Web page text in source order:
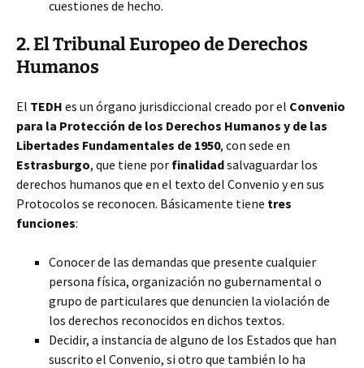
cuestiones de hecho.
2. El Tribunal Europeo de Derechos
Humanos
El TEDH es un órgano jurisdiccional creado por el Convenio
para la Protección de los Derechos Humanos y de las
Libertades Fundamentales de 1950, con sede en
Estrasburgo, que tiene por finalidadsalvaguardar los
derechos humanos que en el texto del Convenio y en sus
Protocolos se reconocen. Básicamente tiene tres
funciones:
Conocer de las demandas que presente cualquier
persona física, organización no gubernamental o
grupo de particulares que denuncien la violación de
los derechos reconocidos en dichos textos.
Decidir, a instancia de alguno de los Estados que han
suscrito el Convenio, si otro que también lo ha